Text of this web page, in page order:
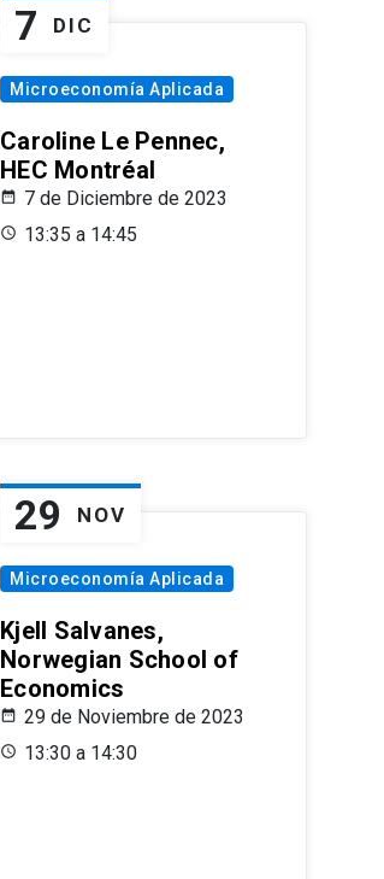
7 DIC
Microeconomía Aplicada
Caroline Le Pennec,
HEC Montréal
7 de Diciembre de 2023
13:35 a 14:45
29 NOV
Microeconomía Aplicada
Kjell Salvanes,
Norwegian School of
Economics
29 de Noviembre de 2023
13:30 a 14:30